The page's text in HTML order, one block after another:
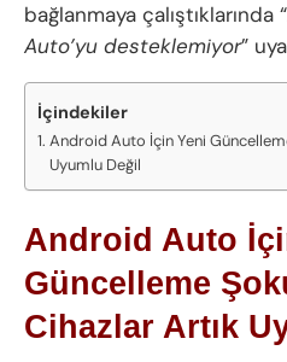
bağlanmaya çalıştıklarında “
Auto’yu desteklemiyor”
İçindekiler
Android Auto İçin Yeni
Uyumlu Değil
Android Auto
Güncelleme
Cihazlar Artık